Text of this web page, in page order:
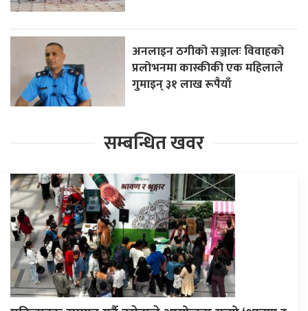
अनलाइन ठगीको सञ्जालः विवाहको
प्रलोभनमा कास्कीकी एक महिलाले
गुमाइन् ३१ लाख रूपैयाँ
सम्बन्धित खवर